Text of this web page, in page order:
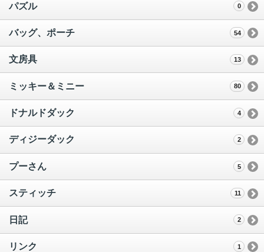
パズル 0
バッグ、ポーチ 54
文房具 13
ミッキー＆ミニー 80
ドナルドダック 4
ディジーダック 2
プーさん 5
スティッチ 11
日記 2
リンク 1